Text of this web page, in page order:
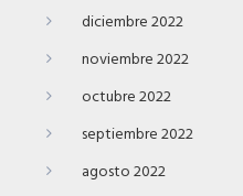
diciembre 2022
noviembre 2022
octubre 2022
septiembre 2022
agosto 2022